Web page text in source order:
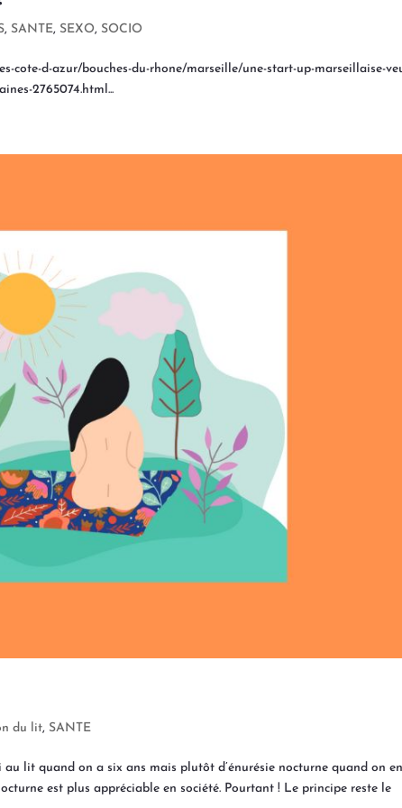
, SANTE, SEXO, SOCIO
cote-d-azur/bouches-du-rhone/marseille/une-start-up-marseillaise-
2765074.html...
du lit, SANTE
lit quand on a six ans mais plutôt d’énurésie nocturne quand on
est plus appréciable en société. Pourtant ! Le principe reste le